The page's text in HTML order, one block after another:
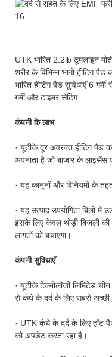
UTK भारित 2.2lb टूमलाइन
शरीर के विभिन्न भागों हीटिंग
भारित हीटिंग पैड सुविधाएँ 6
गर्मी और टाइमर सेटिंग.
कंपनी के लाभ
· यूटीके दूर अवरक्त हीटिंग पैड
अपनाता है जो बाजार के लाइसेंस
· यह कानूनों और विनियमों के
· यह उत्पाद उपयोगिता बिलों
इसके लिए केवल थोड़ी बिजली
लागतों को बचाएगा।
कंपनी सुविधाएँ
· यूटीके टेक्नोलॉजी लिमिटेड
से कंधे के दर्द के लिए सबसे अच्छी
· UTK कंधे के दर्द के लिए हॉट
को अपडेट करता रहा है।